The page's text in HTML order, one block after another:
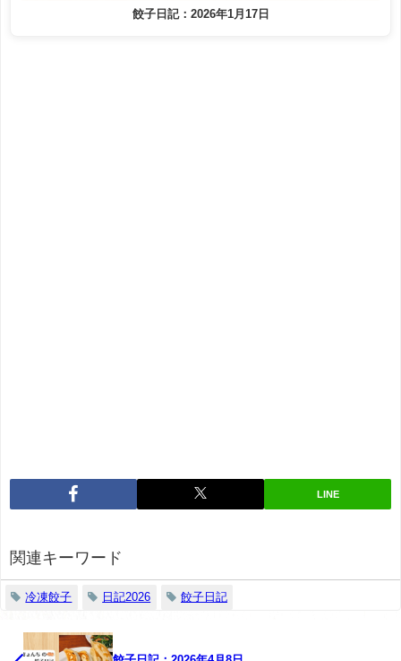
餃子日記：2026年1月17日
LINE
関連キーワード
冷凍餃子 日記2026 餃子日記